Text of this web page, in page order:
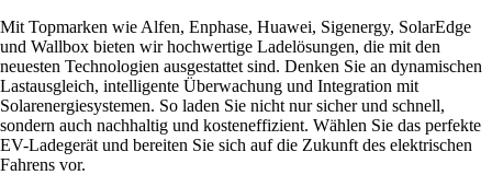
Mit Topmarken wie Alfen, Enphase, Huawei, Sigenergy, SolarEdge
und Wallbox bieten wir hochwertige Ladelösungen, die mit den
neuesten Technologien ausgestattet sind. Denken Sie an dynamischen
Lastausgleich, intelligente Überwachung und Integration mit
Solarenergiesystemen. So laden Sie nicht nur sicher und schnell,
sondern auch nachhaltig und kosteneffizient. Wählen Sie das perfekte
EV-Ladegerät und bereiten Sie sich auf die Zukunft des elektrischen
Fahrens vor.